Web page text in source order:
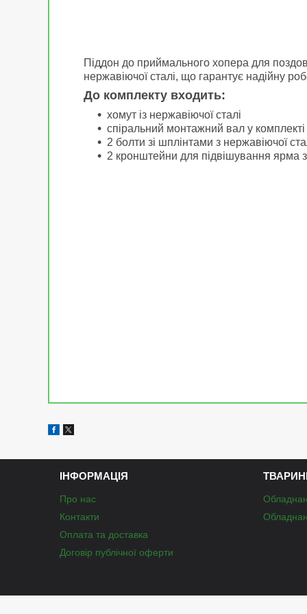
Піддон до приймального хопера для
нержавіючої сталі, що гарантує надійну
До комплекту входить:
хомут із нержавіючої сталі
спіральний монтажний вал у
2 болти зі шплінтами з нержавіючої
2 кронштейни для підвішування ярма з
ІНФОРМАЦІЯ
Про нас
Контакти
Оплата та доставка
Договір публічної оферти